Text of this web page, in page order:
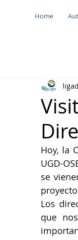
Home
Hoy, la
UGD-
se
Los
que